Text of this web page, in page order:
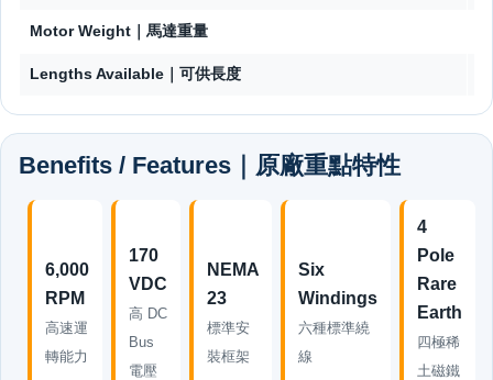
Motor Weight｜馬達重量
Lengths Available｜可供長度
Benefits / Features｜原廠重點特性
6,000
RPM
高速運
轉能力
170
VDC
高 DC
Bus
電壓
NEMA
23
標準安
裝框架
Six
Windings
六種標準繞
線
4
Pole
Rare
Earth
四極稀
土磁鐵